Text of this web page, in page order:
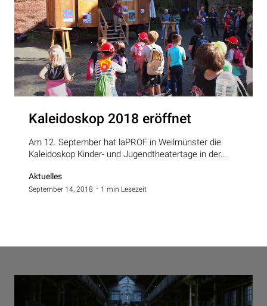
Kaleidoskop 2018 eröffnet
Am 12. September hat laPROF in Weilmünster die
Kaleidoskop Kinder- und Jugendtheatertage in der…
Aktuelles
September 14, 2018 1 min Lesezeit